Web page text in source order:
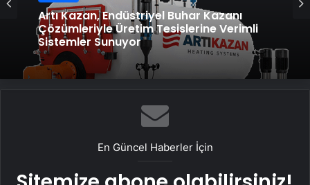
Artı Kazan, Endüstriyel Buhar Kazanı
Çözümleriyle Üretim Tesislerine Verimli
Sistemler Sunuyor
En Güncel Haberler İçin